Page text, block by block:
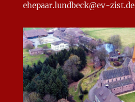
ehepaar.lundbeck@ev-zist.de